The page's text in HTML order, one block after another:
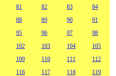
81 82 83
84
88 89 90
91
95 96 97
98
102 103 104
105
109 110 111
112
116 117 118
119